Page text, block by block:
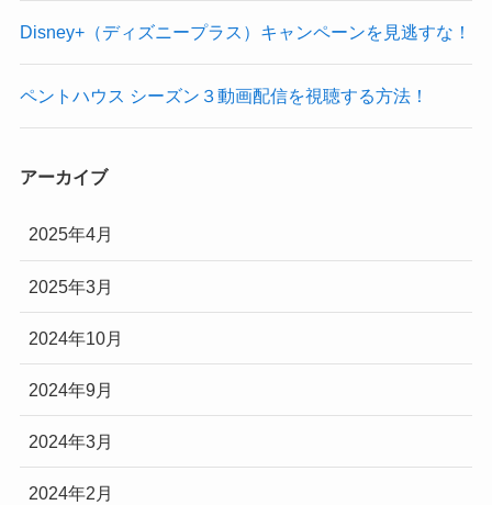
Disney+（ディズニープラス）キャンペーンを見逃すな！
ペントハウス シーズン３動画配信を視聴する方法！
アーカイブ
2025年4月
2025年3月
2024年10月
2024年9月
2024年3月
2024年2月